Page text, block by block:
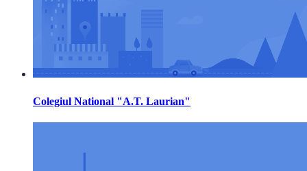
Colegiul National "A.T. Laurian"